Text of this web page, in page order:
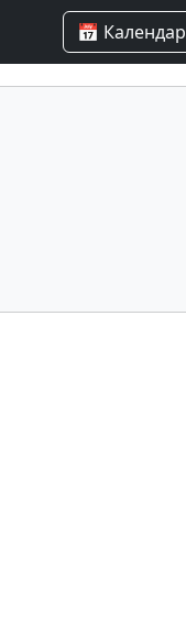
📅 Календар